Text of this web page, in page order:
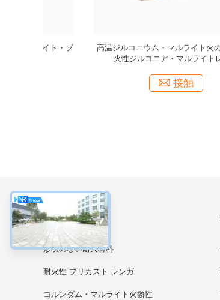
耐久性 耐熱性 ストック 炉 サイズ スタイリン
グ オーダーメイド
カテゴリー
形状のない耐火材料
耐火性 プリカスト レンガ
コルンダム・マルライト火熱性